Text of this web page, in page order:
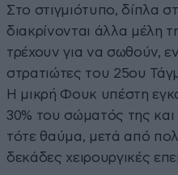
Στο στιγμιότυπο, δίπλα
διακρίνονται άλλα μέλη
τρέχουν για να σωθούν,
στρατιώτες του 25ου
Η μικρή Φουκ υπέστη
30% του σώματός της
τότε θαύμα, μετά από
δεκάδες χειρουργικές